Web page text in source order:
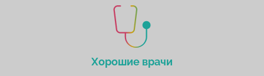
Хорошие врачи